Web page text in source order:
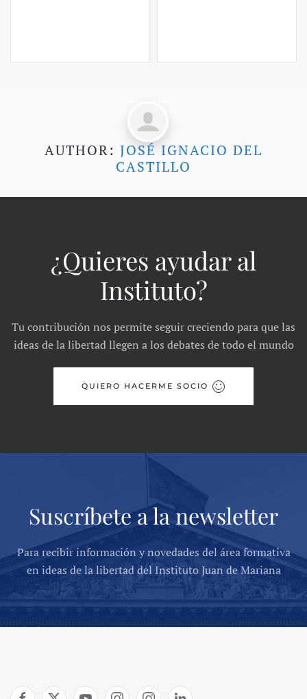
AUTHOR: JOSÉ IGNACIO DEL
CASTILLO
¿Quieres ayudar al
Instituto?
Tu contribución nos permite seguir creciendo para que las
ideas de la libertad llegen a los debates de todo el mundo
QUIERO HACERME SOCIO
Suscríbete a la newsletter
Para recibir información y novedades del área formativa
en ideas de la libertad del Instituto Juan de Mariana